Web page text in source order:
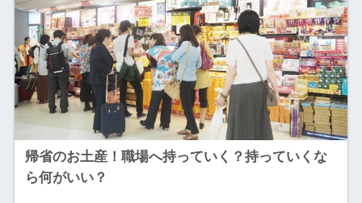
帰省のお土産！職場へ持っていく？持っていくな
ら何がいい？